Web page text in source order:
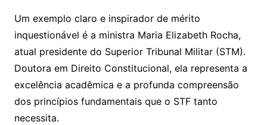
Um exemplo claro e inspirador de mérito
inquestionável é a ministra Maria Elizabeth Rocha,
atual presidente do Superior Tribunal Militar (STM).
Doutora em Direito Constitucional, ela representa a
excelência acadêmica e a profunda compreensão
dos princípios fundamentais que o STF tanto
necessita.